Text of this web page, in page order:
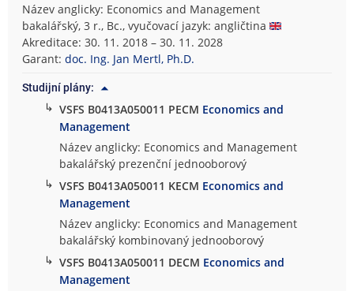
Název anglicky: Economics and Management
bakalářský, 3 r., Bc., vyučovací jazyk: angličtina
Akreditace: 30. 11. 2018 – 30. 11. 2028
Garant:doc. Ing. Jan Mertl, Ph.D.
Studijní plány:
↳ VSFS B0413A050011 PECM Economics and
Management
Název anglicky: Economics and Management
bakalářský prezenční jednooborový
↳ VSFS B0413A050011 KECM Economics and
Management
Název anglicky: Economics and Management
bakalářský kombinovaný jednooborový
↳ VSFS B0413A050011 DECM Economics and
Management